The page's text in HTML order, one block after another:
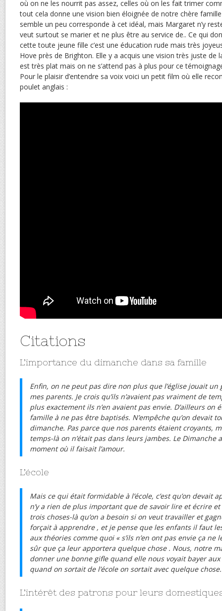
où on ne les nourrit pas assez, celles où on les fait trimer
tout cela donne une vision bien éloignée de notre chère
semble un peu corresponde à cet idéal, mais Margaret n’y
veut surtout se marier et ne plus être au service de.. Ce qui
cette toute jeune fille c’est une éducation rude mais très
Hove près de Brighton. Elle y a acquis une vision très juste de
est très plat mais on ne s’attend pas à plus pour ce
Pour le plaisir d’entendre sa voix voici un petit film où elle
poulet anglais :
Citations
L’importance du dimanche dans sa famille
Enfin, on ne peut pas dire non plus que l’église jouait
mes parents. Je crois qu’ils n’avaient pas vraiment de
plus exactement ils n’en avaient pas envie. D’ailleurs on
famille à ne pas être baptisés. N’empêche qu’on devait
dimanche. Pas parce que nos parents étaient croyants,
temps-là on n’était pas dans leurs jambes. Le Dimanche
moment où il faisait l’amour.
L’école
Mais ce qui était formidable à l’école, c’est qu’on devait
n’y a rien de plus important que de savoir lire et écrire et
trois choses-là qu’on a besoin si on veut travailler et
forçait à apprendre , et je pense que les enfants il faut
aux théories comme quoi « s’ils n’en ont pas envie ça
sûr que ça leur apportera quelque chose . Nous, notre
donner une bonne gifle quand elle nous voyait bayer
quand on sortait de l’école on sortait avec quelque chose.
L’intérêt des patrons pour leurs